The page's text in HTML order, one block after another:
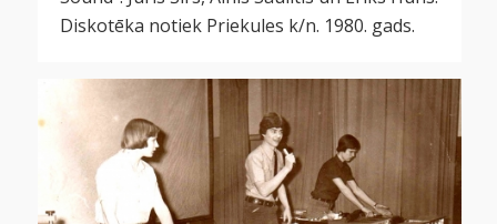
Diskotēka notiek Priekules k/n. 1980. gads.